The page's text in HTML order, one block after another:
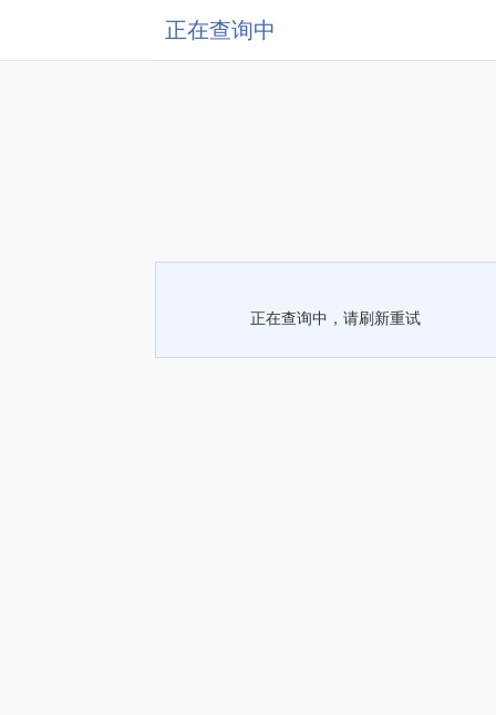
正在查询中
正在查询中，请刷新重试